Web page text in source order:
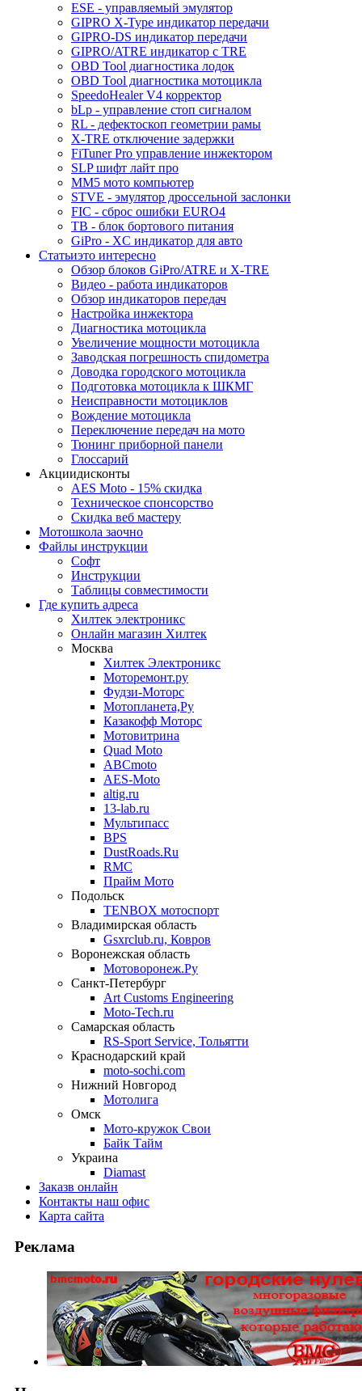
ESE - управляемый эмулятор
GIPRO X-Type индикатор передачи
GIPRO-DS индикатор передачи
GIPRO/ATRE индикатор с TRE
OBD Tool диагностика лодок
OBD Tool диагностика мотоцикла
SpeedoHealer V4 корректор
bLp - управление стоп сигналом
RL - дефектоскоп геометрии рамы
X-TRE отключение задержки
FiTuner Pro управление инжектором
SLP шифт лайт про
MM5 мото компьютер
STVE - эмулятор дроссельной заслонки
FIC - сброс ошибки EURO4
TB - блок бортового питания
GiPro - XC индикатор для авто
Статьиэто интересно
Обзор блоков GiPro/ATRE и X-TRE
Видео - работа индикаторов
Обзор индикаторов передач
Настройка инжектора
Диагноcтика мотоцикла
Увеличение мощности мотоцикла
Заводская погрешность спидометра
Доводка городского мотоцикла
Подготовка мотоцикла к ШКМГ
Неисправности мотоциклов
Вождение мотоцикла
Переключение передач на мото
Тюнинг приборной панели
Глоссарий
Акциидисконты
AES Moto - 15% скидка
Техническое спонсорство
Скидка веб мастеру
Мотошкола заочно
Файлы инструкции
Софт
Инструкции
Таблицы совместимости
Где купить адреса
Хилтек электроникс
Онлайн магазин Хилтек
Москва
Хилтек Электроникс
Моторемонт.ру
Фудзи-Моторс
Мотопланета,Ру
Казакофф Моторс
Мотовитрина
Quad Moto
ABCmoto
AES-Moto
altig.ru
13-lab.ru
Мультипасс
BPS
DustRoads.Ru
RMC
Прайм Мото
Подольск
TENBOX мотоспорт
Владимирская область
Gsxrclub.ru, Ковров
Воронежская область
Мотоворонеж.Ру
Санкт-Петербург
Art Customs Engineering
Moto-Tech.ru
Самарская область
RS-Sport Service, Тольятти
Краснодарский край
moto-sochi.com
Нижний Новгород
Мотолига
Омск
Мото-кружок Свои
Байк Тайм
Украина
Diamast
Заказв онлайн
Контакты наш офис
Карта сайта
Реклама